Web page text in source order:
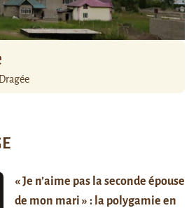
« Je n’aime pas la seconde épouse
de mon mari » : la polygamie en